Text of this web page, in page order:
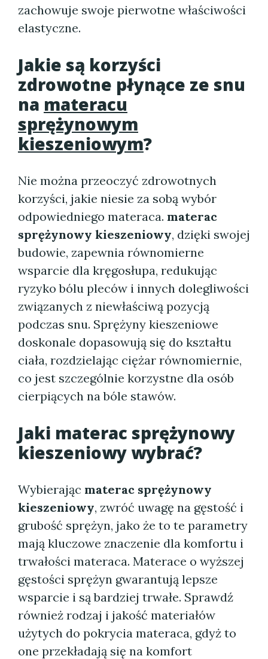
zachowuje swoje pierwotne właściwości
elastyczne.
Jakie są korzyści
zdrowotne płynące ze snu
na materacu
sprężynowym
kieszeniowym?
Nie można przeoczyć zdrowotnych
korzyści, jakie niesie za sobą wybór
odpowiedniego materaca. materac
sprężynowy kieszeniowy, dzięki swojej
budowie, zapewnia równomierne
wsparcie dla kręgosłupa, redukując
ryzyko bólu pleców i innych dolegliwości
związanych z niewłaściwą pozycją
podczas snu. Sprężyny kieszeniowe
doskonale dopasowują się do kształtu
ciała, rozdzielając ciężar równomiernie,
co jest szczególnie korzystne dla osób
cierpiących na bóle stawów.
Jaki materac sprężynowy
kieszeniowy wybrać?
Wybierając materac sprężynowy
kieszeniowy, zwróć uwagę na gęstość i
grubość sprężyn, jako że to te parametry
mają kluczowe znaczenie dla komfortu i
trwałości materaca. Materace o wyższej
gęstości sprężyn gwarantują lepsze
wsparcie i są bardziej trwałe. Sprawdź
również rodzaj i jakość materiałów
użytych do pokrycia materaca, gdyż to
one przekładają się na komfort